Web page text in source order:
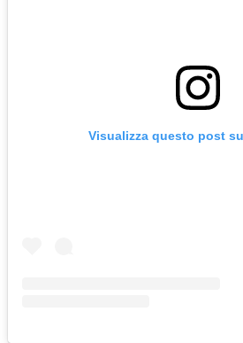
Visualizza questo post